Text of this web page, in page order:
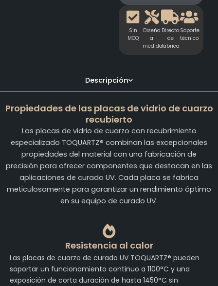
Sin
MOQ
Diseño
a
medida
Directo
de
fábrica
Soporte
técnico
Descripción
Propiedades de las placas de vidrio de cuarzo
recubierto
Las placas de vidrio de cuarzo con recubrimiento
especializado TOQUARTZ® combinan las excepcionales
propiedades del material con una fabricación de
precisión para ofrecer componentes que destacan en las
aplicaciones de curado UV. Cada placa se fabrica
meticulosamente para garantizar un rendimiento óptimo
en su equipo de curado UV.
Resistencia al calor
Las placas de cuarzo de curado UV TOQUARTZ® pueden
soportar un funcionamiento continuo a 1100°C y una
exposición de corta duración de hasta 1450°C sin